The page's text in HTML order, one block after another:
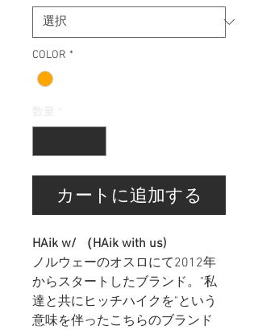
COLOR *
カートに追加する
HAik w/ （HAik with us)
ノルウェーのオスロにて2012年
からスタートしたブランド。"私
達と共にヒッチハイクを"という
意味を伴ったこちらのブランド